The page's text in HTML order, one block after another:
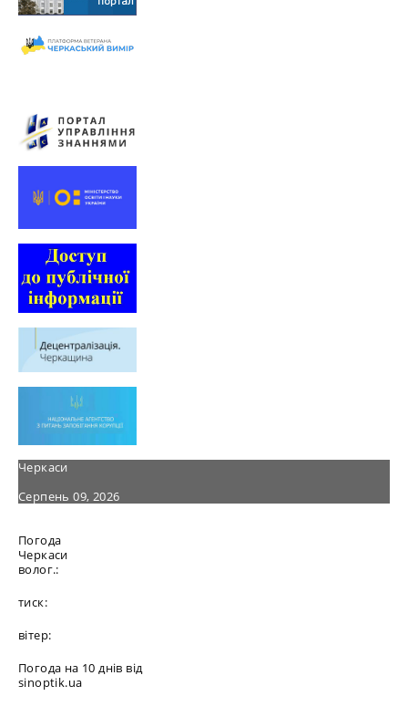
Черкаси
Серпень 09, 2026
Погода
Черкаси
волог.:
тиск:
вітер:
Погода на 10 днів від
sinoptik.ua